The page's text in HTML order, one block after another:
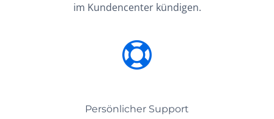
im Kundencenter kündigen.
Persönlicher Support